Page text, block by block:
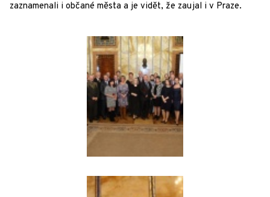
zaznamenali i občané města a je vidět, že zaujal i v Praze.